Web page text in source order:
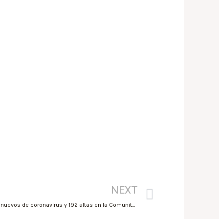
NEXT
22Abril2021/Sanidad registra 222 casos nuevos de coronavirus y 192 altas en la Comunitat Valenciana